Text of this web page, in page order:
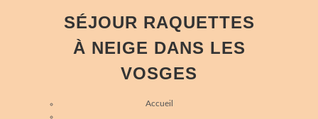
SÉJOUR RAQUETTES
À NEIGE DANS LES
VOSGES
Accueil